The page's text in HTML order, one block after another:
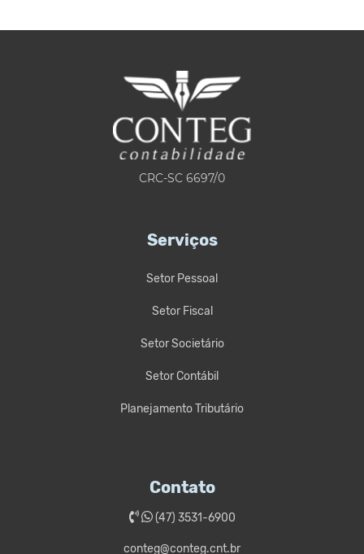
CRC-SC 6697/0
Serviços
Setor Pessoal
Setor Fiscal
Setor Societário
Setor Contábil
Planejamento Tributário
Contato
(47) 3531-6900
conteg@conteg.cnt.br